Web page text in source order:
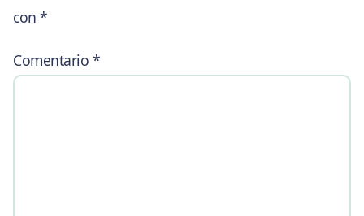
con*
Comentario *